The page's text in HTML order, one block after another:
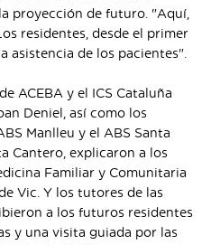
proyección de futuro. "Aquí,
residentes, desde el primer
asistencia de los pacientes".
ACEBA y el ICS Cataluña
Deniel, así como los
Manlleu y el ABS Santa
Cantero, explicaron a los
Familiar y Comunitaria
Vic. Y los tutores de las
a los futuros residentes
y una visita guiada por las